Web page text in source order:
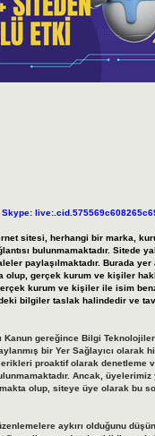
Skype:
sitesi, herhangi bir marka,
bulunmamaktadır. Sitede
paylaşılmaktadır. Burada
olup, gerçek kurum ve kişiler
kurum ve kişiler ile isim
bilgiler taslak halindedir ve
Kanun gereğince Bilgi
bir Yer Sağlayıcı olarak
proaktif olarak denetleme
Ancak, üyelerimiz
olup, siteye üye olarak bu
aykırı olduğunu